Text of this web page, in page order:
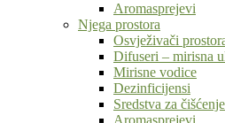
Aromasprejevi
Njega prostora
Osvježivači
Difuseri – mirisna
Mirisne vodice
Dezinficijensi
Sredstva za
Aromasprejevi